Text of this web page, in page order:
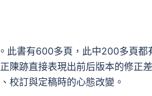
此書有600多頁，此中200多頁
陳跡直接表現出前后版本的修正
校訂與定稿時的心態改變。